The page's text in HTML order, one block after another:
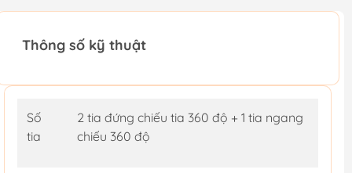
Thông số kỹ thuật
Số
tia
2 tia đứng chiếu tia 360 độ + 1 tia ngang
chiếu 360 độ